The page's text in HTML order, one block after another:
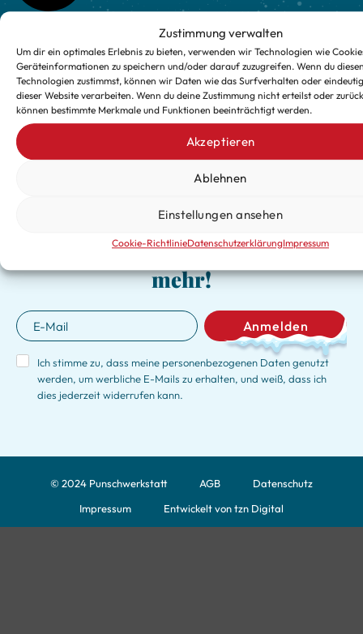
Zustimmung verwalten
Um dir ein optimales Erlebnis zu bieten, verwenden wir Technologien wie
Geräteinformationen zu speichern und/oder darauf zuzugreifen. Wenn du
Technologien zustimmst, können wir Daten wie das Surfverhalten oder
dieser Website verarbeiten. Wenn du deine Zustimmung nicht erteilst oder
können bestimmte Merkmale und Funktionen beeinträchtigt werden.
Akzeptieren
Ablehnen
Einstellungen ansehen
Cookie-RichtlinieDatenschutzerklärungImpressum
Markgrafen Getränkemarkt Markgrafen Getränkemarkt
Verpasse keine exklusiven
Updates für die kalte Jahreszeit
mehr!
Ich stimme zu, dass meine personenbezogenen Daten genutzt
werden, um werbliche E-Mails zu erhalten, und weiß, dass ich
dies jederzeit widerrufen kann.
Anmelden
© 2024 Punschwerkstatt AGB
Datenschutz
Impressum
Entwickelt von tzn Digital